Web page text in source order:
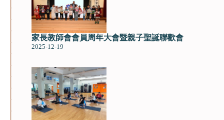
家長教師會會員周年大會暨親子聖誕聯歡會
2025-12-19